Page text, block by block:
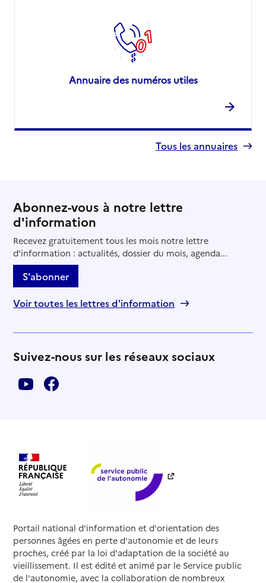
Annuaire des numéros utiles
Tous les annuaires
Abonnez-vous à notre lettre
d'information
Recevez gratuitement tous les mois notre lettre
d'information : actualités, dossier du mois, agenda...
S'abonner
Voir toutes les lettres d'information
Suivez-nous sur les réseaux sociaux
Portail national d'information et d'orientation des
personnes âgées en perte d'autonomie et de leurs
proches, créé par la loi d'adaptation de la société au
vieillissement. Il est édité et animé par le Service public
de l'autonomie, avec la collaboration de nombreux